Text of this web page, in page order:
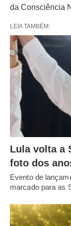
da Consciência
LEIA TAMBÉM:
Lula volta a
foto dos
Evento de
marcado para as